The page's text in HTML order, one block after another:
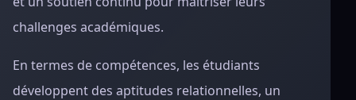
challenges académiques.
En termes de compétences, les étudiants
développent des aptitudes relationnelles, un